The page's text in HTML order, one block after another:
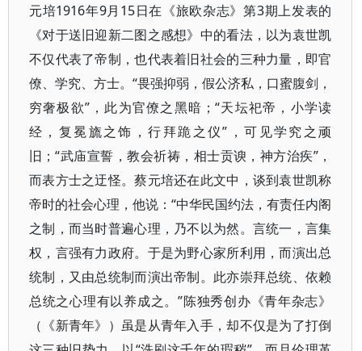
元培1916年9月15日在《旅欧杂志》第3期上发表的
《对于送旧迎新二图之感想》中的看法，以为袁世凯
不仅代表了帝制，也代表着旧社会的三种力量，即官
僚、学究、方士。“畏强抑弱，假公济私，口蜜腹剑，
穷奢极欲”，此为官僚之黑暗；“天坛祀帝，小学读
经，复冕旒之饰，行拜跪之仪”，可见学究之顽
旧；“武庙宣誓，教会祈祷，相士贡谀，神方治疾”，
而表方士之迂怪。蔡元培还在此文中，谈到袁世凯称
帝时的社会心理，他说：“中华民国约法，有责任内阁
之制，而当时普遍心理，乃不以为然。言统一，言集
权，言强有力政府。于是为野心家所利用，而演出总
统制，又由总统制而演出帝制。此亦崇拜总统、依赖
总统之心理有以养成之。”陈独秀创办《青年杂志》
（《新青年》）虽是从青年入手，却不仅是为了打倒